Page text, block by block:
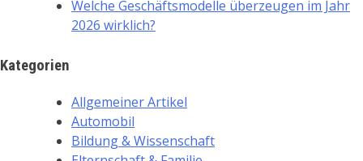
Welche Geschäftsmodelle überzeugen im Jahr
2026 wirklich?
Kategorien
Allgemeiner Artikel
Automobil
Bildung & Wissenschaft